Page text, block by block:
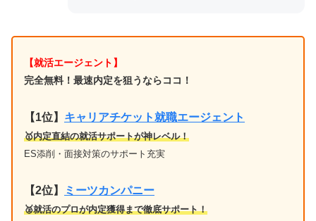
【就活エージェント】
完全無料！最速内定を狙うならココ！
【1位】 キャリアチケット就職エージェント
🥇内定直結の就活サポートが神レベル！
ES添削・面接対策のサポート充実
【2位】 ミーツカンパニー
🥈就活のプロが内定獲得まで徹底サポート！